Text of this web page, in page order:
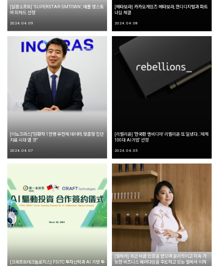
[달콤소프트] ‘SUPERSTAR SMTOWN’, 애플 앱스토
어 피처드 선정
2024. 04. 09
[메타보라] 카카오게임즈·메타보라, 캔디디지털과 파트
너십 체결
2024. 04. 08
[이노크라스]“암환자 1만명 유전체 데이터, 맞춤형 진단
치료 시대 열 것”
2024. 04. 07
[리벨리온] '한국판 엔비디아' 리벨리온 또 일냈다...'세계
100대 AI기업' 선정
2024. 04. 05
[크래프트테크놀로지스] FSITC 투자신탁과 AI 기반 투
[멜릭서] 최근 비콥 인증을 받으며 윤리적이고 지속 가
능한 비즈니스 패러다임을 주도하고 있는 멜릭서 이하